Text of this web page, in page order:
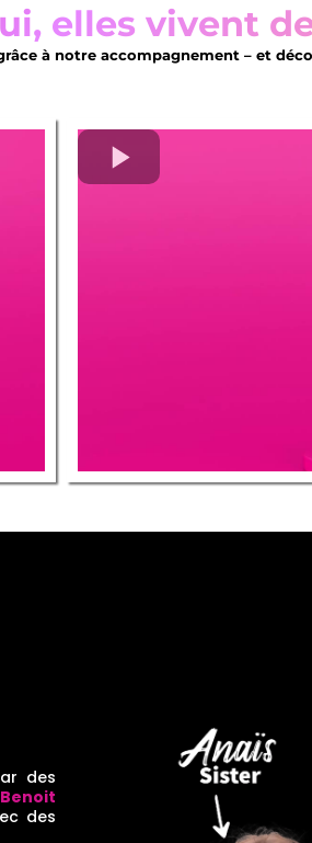
elles vivent
à notre accompagnement – et
des
des